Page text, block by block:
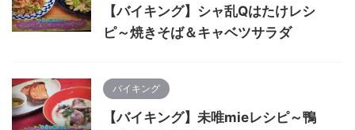
【バイキング】シャ乱Qはたけレシ
ピ～焼きそば＆キャベツサラダ
バイキング
【バイキング】未唯mieレシピ～鴨